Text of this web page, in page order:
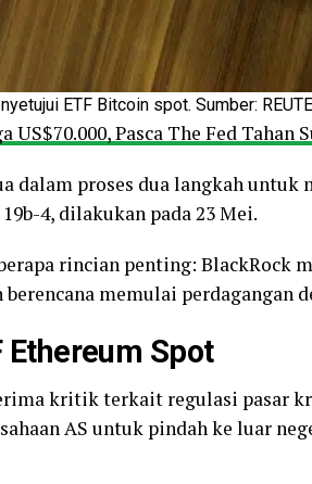
ETF Bitcoin spot. Sumber:
Pasca The Fed Tahan
dalam proses dua langkah untuk
4, dilakukan pada 23 Mei.
rincian penting: BlackRock
memulai perdagangan
Ethereum Spot
kritik terkait regulasi pasar
AS untuk pindah ke luar